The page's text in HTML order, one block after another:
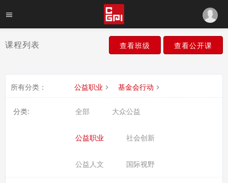
课程列表 查看班级 查看公开课
所有分类： 公益职业 基金会行动
分类: 全部 大众公益
公益职业 社会创新
公益人文 国际视野